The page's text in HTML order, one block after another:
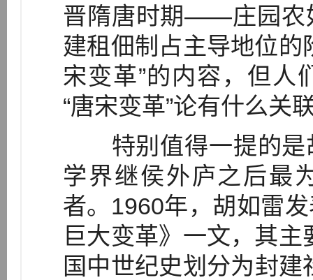
晋隋唐时期――庄园农
建租佃制占主导地位的
宋变革”的内容，但人
“唐宋变革”论有什么关
特别值得一提的是
学界继侯外庐之后最
者。1960年，胡如雷
巨大变革》一文，其
国中世纪史划分为封建